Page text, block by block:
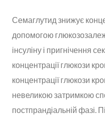
Семаглутид знижує
допомогою
інсуліну і пригнічення
концентрації глюкози
концентрації глюкози
невеликою затримкою
постпрандіальній фазі.